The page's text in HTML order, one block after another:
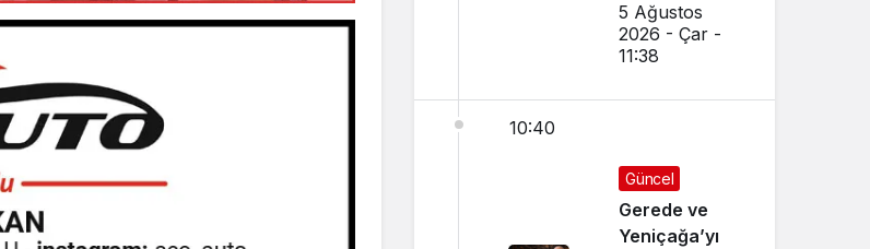
Winston,
Camel JTI
Zamlandı mı?
Güncel Sigara
Fiyatları
5 Ağustos
2026 - Çar -
11:38
10:40
Güncel
Gerede ve
Yeniçağa’yı